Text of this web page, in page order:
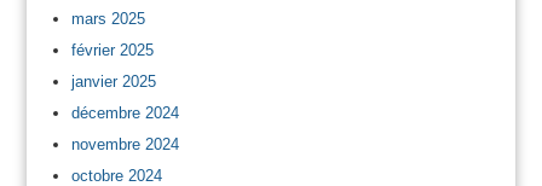
mars 2025
février 2025
janvier 2025
décembre 2024
novembre 2024
octobre 2024